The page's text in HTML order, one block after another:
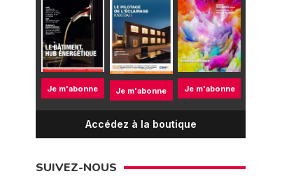
Je m'abonne Je m'abonne Je m'abonne
Accédez à la boutique
SUIVEZ-NOUS